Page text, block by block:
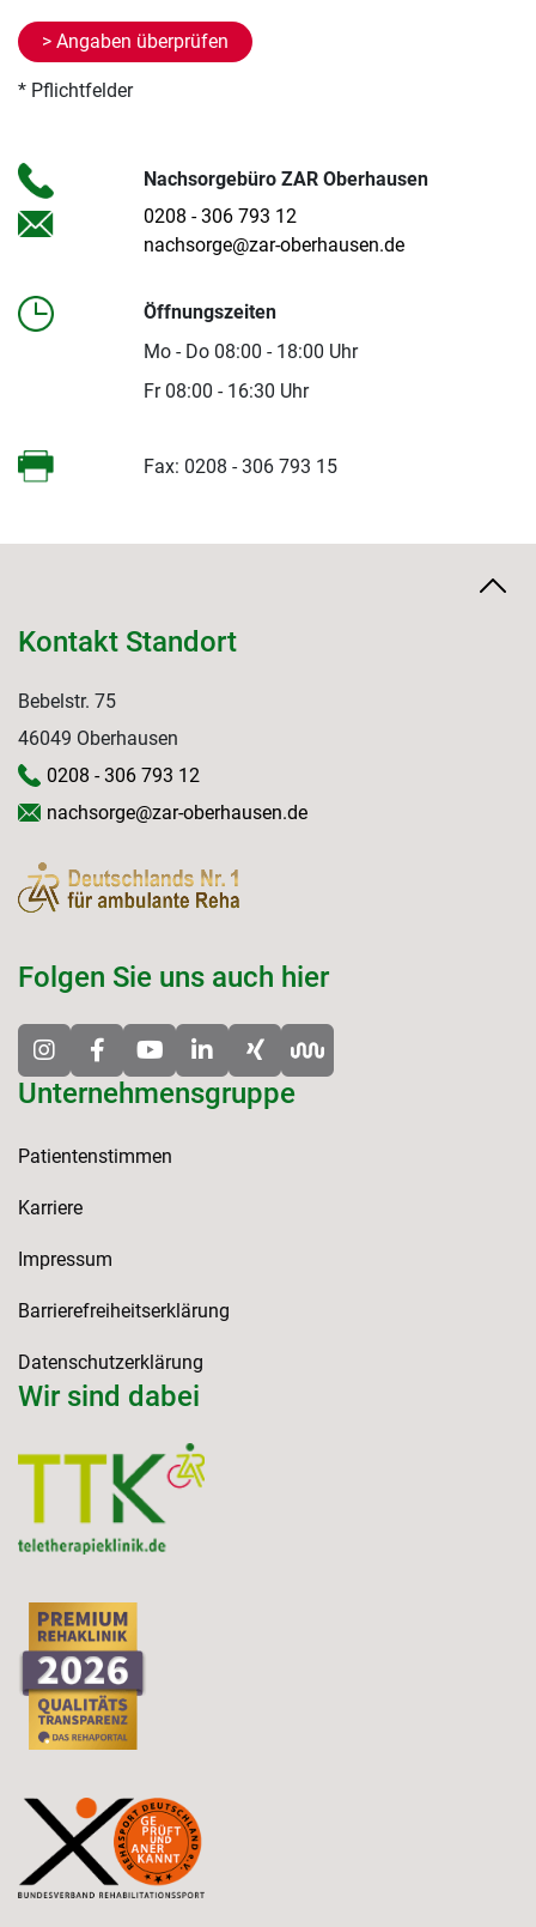
* Pflichtfelder
Nachsorgebüro ZAR Oberhausen
0208 - 306 793 12
nachsorge@zar-oberhausen.de
Öffnungszeiten
Mo - Do 08:00 - 18:00 Uhr
Fr 08:00 - 16:30 Uhr
Fax: 0208 - 306 793 15
Unternehmensgruppe
Patientenstimmen
Karriere
Impressum
Barrierefreiheitserklärung
Datenschutzerklärung
Kontakt Standort
Bebelstr. 75
46049 Oberhausen
0208 - 306 793 12
nachsorge@zar-oberhausen.de
Folgen Sie uns auch hier
Wir sind dabei